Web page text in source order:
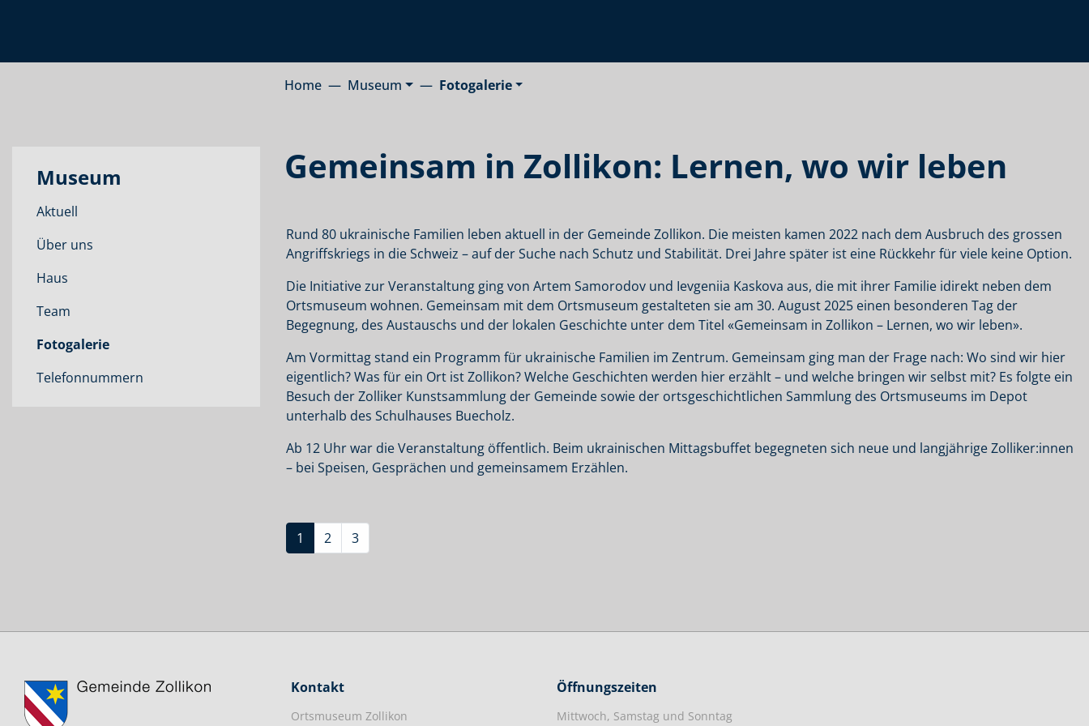
Home Museum Fotogalerie
Museum
Aktuell
Über uns
Haus
Team
Fotogalerie
(ausgewählt)
Telefonnummern
Gemeinsam in Zollikon: Lernen, wo wir leben
Rund 80 ukrainische Familien leben aktuell in der Gemeinde Zollikon. Die meisten kamen 2022 nach dem Ausbruch des grossen
Angriffskriegs in die Schweiz – auf der Suche nach Schutz und Stabilität. Drei Jahre später ist eine Rückkehr für viele keine Option.
Die Initiative zur Veranstaltung ging von Artem Samorodov und Ievgeniia Kaskova aus, die mit ihrer Familie idirekt neben dem
Ortsmuseum wohnen. Gemeinsam mit dem Ortsmuseum gestalteten sie am 30. August 2025 einen besonderen Tag der
Begegnung, des Austauschs und der lokalen Geschichte unter dem Titel «Gemeinsam in Zollikon – Lernen, wo wir leben».
Am Vormittag stand ein Programm für ukrainische Familien im Zentrum. Gemeinsam ging man der Frage nach: Wo sind wir hier
eigentlich? Was für ein Ort ist Zollikon? Welche Geschichten werden hier erzählt – und welche bringen wir selbst mit? Es folgte ein
Besuch der Zolliker Kunstsammlung der Gemeinde sowie der ortsgeschichtlichen Sammlung des Ortsmuseums im Depot
unterhalb des Schulhauses Buecholz.
Ab 12 Uhr war die Veranstaltung öffentlich. Beim ukrainischen Mittagsbuffet begegneten sich neue und langjährige Zolliker:innen
– bei Speisen, Gesprächen und gemeinsamem Erzählen.
1 2 3
Kontakt
Ortsmuseum Zollikon
Öffnungszeiten
Mittwoch, Samstag und Sonntag